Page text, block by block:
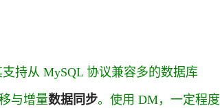
持从 MySQL 协议兼容多的数据库
与增量数据同步。使用 DM，一定程度